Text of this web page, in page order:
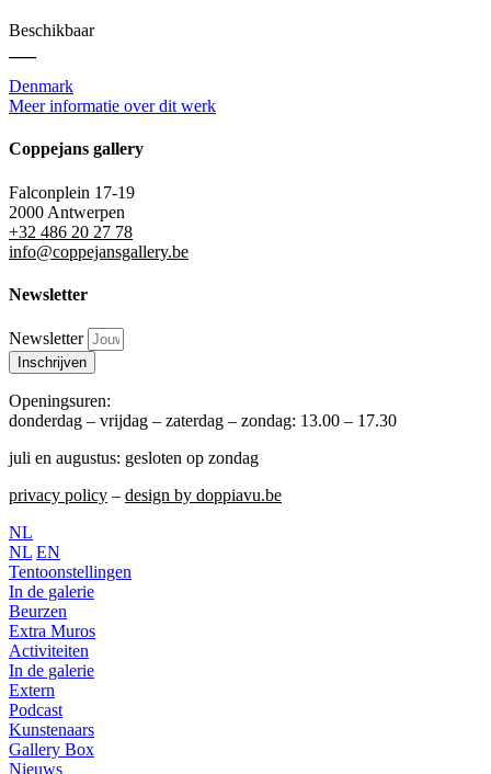
Beschikbaar
—
Denmark
Meer informatie over dit werk
Coppejans gallery
Falconplein 17-19
2000 Antwerpen
+32 486 20 27 78
info@coppejansgallery.be
Newsletter
Newsletter
Inschrijven
Openingsuren:
donderdag – vrijdag – zaterdag – zondag: 13.00 – 17.30
juli en augustus: gesloten op zondag
privacy policy – design by doppiavu.be
NL
NL EN
Tentoonstellingen
In de galerie
Beurzen
Extra Muros
Activiteiten
In de galerie
Extern
Podcast
Kunstenaars
Gallery Box
Nieuws